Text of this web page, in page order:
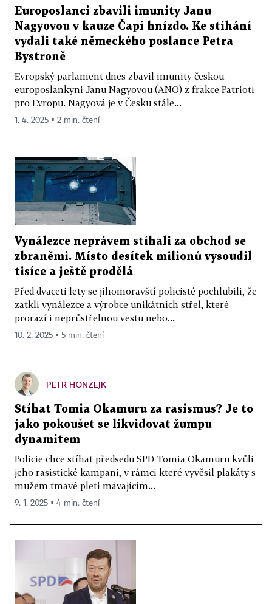
Europoslanci zbavili imunity Janu
Nagyovou v kauze Čapí hnízdo. Ke stíhání
vydali také německého poslance Petra
Bystroně
Evropský parlament dnes zbavil imunity českou
europoslankyni Janu Nagyovou (ANO) z frakce Patrioti
pro Evropu. Nagyová je v Česku stále...
1. 4. 2025 ▪ 2 min. čtení
Vynálezce neprávem stíhali za obchod se
zbraněmi. Místo desítek milionů vysoudil
tisíce a ještě prodělá
Před dvaceti lety se jihomoravští policisté pochlubili, že
zatkli vynálezce a výrobce unikátních střel, které
prorazí i neprůstřelnou vestu nebo...
10. 2. 2025 ▪ 5 min. čtení
PETR HONZEJK
Stíhat Tomia Okamuru za rasismus? Je to
jako pokoušet se likvidovat žumpu
dynamitem
Policie chce stíhat předsedu SPD Tomia Okamuru kvůli
jeho rasistické kampani, v rámci které vyvěsil plakáty s
mužem tmavé pleti mávajícím...
9. 1. 2025 ▪ 4 min. čtení